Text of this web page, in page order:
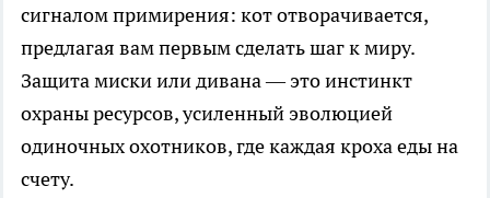
сигналом примирения: кот отворачивается,
предлагая вам первым сделать шаг к миру.
Защита миски или дивана — это инстинкт
охраны ресурсов, усиленный эволюцией
одиночных охотников, где каждая кроха еды на
счету.